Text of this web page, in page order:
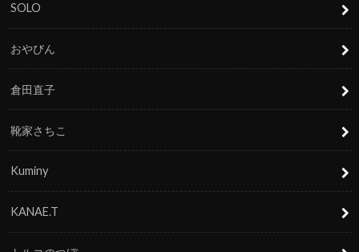
SOLO
おやびん
倉田直子
靴家さちこ
Kuminy
KANAE.T